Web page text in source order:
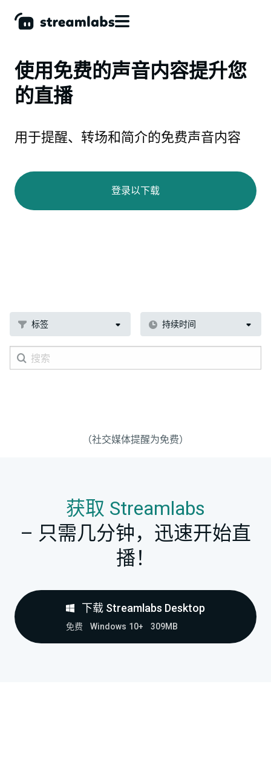
使用免费的声音内容提升您
的直播
用于提醒、转场和简介的免费声音内容
登录以下载
标签 持续时间
（社交媒体提醒为免费）
获取 Streamlabs
– 只需几分钟，迅速开始直
播！
下载 Streamlabs Desktop
免费 Windows 10+ 309MB